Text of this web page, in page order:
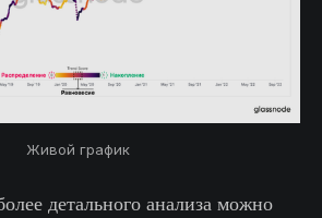
Живой график
детального анализа можно